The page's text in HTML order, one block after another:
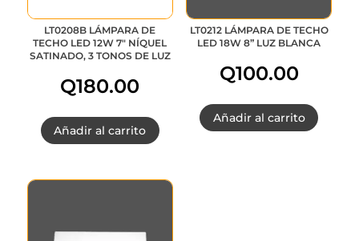
LT0208B LÁMPARA DE
TECHO LED 12W 7″ NÍQUEL
SATINADO, 3 TONOS DE LUZ
Q180.00
Añadir al carrito
LT0212 LÁMPARA DE TECHO
LED 18W 8” LUZ BLANCA
Q100.00
Añadir al carrito